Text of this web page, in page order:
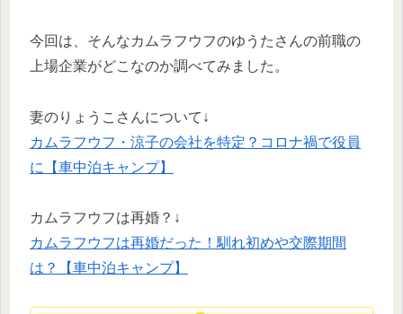
今回は、そんなカムラフウフのゆうたさんの前職の
上場企業がどこなのか調べてみました。
妻のりょうこさんについて↓
カムラフウフ・涼子の会社を特定？コロナ禍で役員
に【車中泊キャンプ】
カムラフウフは再婚？↓
カムラフウフは再婚だった！馴れ初めや交際期間
は？【車中泊キャンプ】